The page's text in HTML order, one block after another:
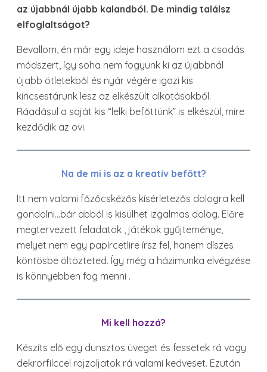
az újabbnál újabb kalandból. De mindig találsz
elfoglaltságot?
Bevallom, én már egy ideje használom ezt a csodás
módszert, így soha nem fogyunk ki az újabbnál
újabb ötletekből és nyár végére igazi kis
kincsestárunk lesz az elkészült alkotásokból.
Ráadásul a saját kis “lelki befőttünk” is elkészül, mire
kezdődik az ovi.
Na de mi is az a kreatív befőtt?
Itt nem valami főzőcskézős kísérletezős dologra kell
gondolni…bár abból is kisülhet izgalmas dolog. Előre
megtervezett feladatok , játékok gyűjteménye,
melyet nem egy papírcetlire írsz fel, hanem díszes
köntösbe öltözteted. Így még a házimunka elvégzése
is könnyebben fog menni .
Mi kell hozzá?
Készíts elő egy dunsztos üveget és fessetek rá vagy
dekrorfilccel rajzoljatok rá valami kedveset. Ezután